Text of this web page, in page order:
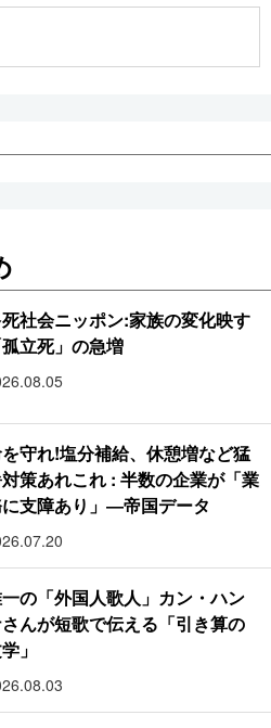
社会ニッポン:家族の変化映す
孤立死」の急増
守れ!塩分補給、休憩増など猛
策あれこれ : 半数の企業が「業
支障あり」―帝国データ
の「外国人歌人」カン・ハン
んが短歌で伝える「引き算の
」